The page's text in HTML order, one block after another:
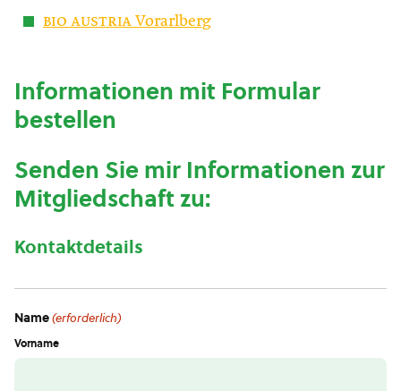
bio austria Vorarlberg
Informationen mit Formular
bestellen
Senden Sie mir Informationen zur
Mitgliedschaft zu:
Kontaktdetails
Name(erforderlich)
Vorname